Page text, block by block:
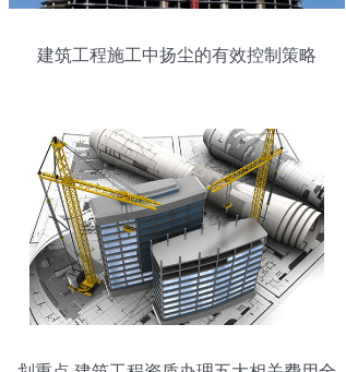
建筑工程施工中扬尘的有效控制策略